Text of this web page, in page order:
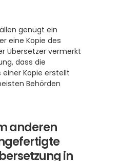
genügt ein
eine Kopie des
Übersetzer vermerkt
dass die
Kopie erstellt
Behörden
anderen
in